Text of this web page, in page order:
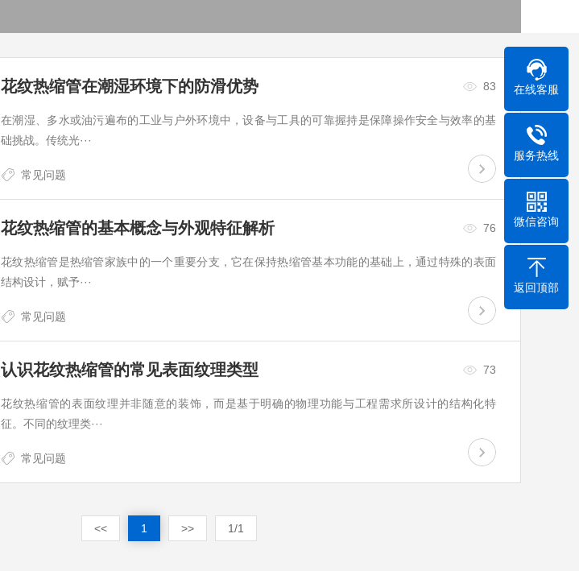
花纹热缩管在潮湿环境下的防滑优势 83
在潮湿、多水或油污遍布的工业与户外环境中，设备与工具的可靠握持是保障操作安全与效率的基
础挑战。传统光···
常见问题
花纹热缩管的基本概念与外观特征解析 76
花纹热缩管是热缩管家族中的一个重要分支，它在保持热缩管基本功能的基础上，通过特殊的表面
结构设计，赋予···
常见问题
认识花纹热缩管的常见表面纹理类型 73
花纹热缩管的表面纹理并非随意的装饰，而是基于明确的物理功能与工程需求所设计的结构化特
征。不同的纹理类···
常见问题
<< 1 >> 1/1
在线客服
服务热线
微信咨询
返回顶部